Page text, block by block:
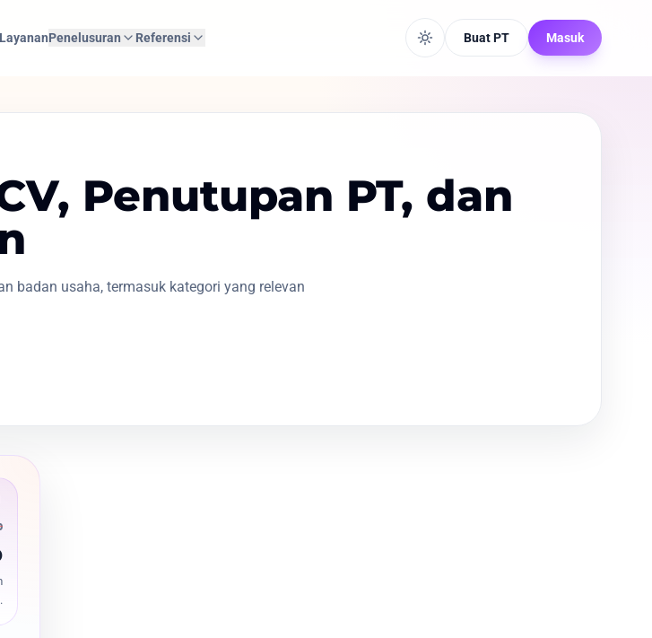
Penelusuran Referensi Buat PT Masuk
Penutupan PT, dan
badan usaha, termasuk kategori yang relevan